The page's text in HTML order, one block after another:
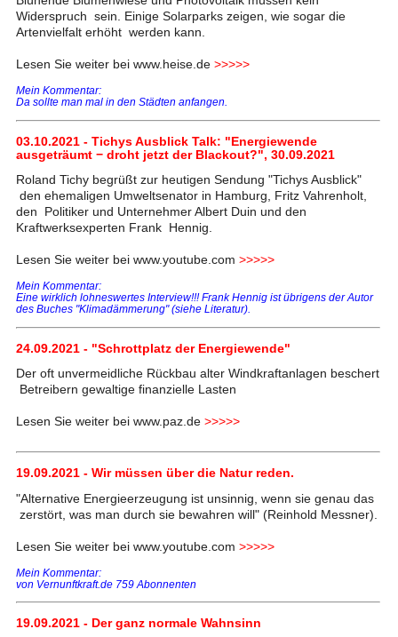
Widerspruch sein. Einige Solarparks zeigen, wie sogar die
Artenvielfalt erhöht werden kann.
Lesen Sie weiter bei www.heise.de >>>>>
Mein Kommentar:
Da sollte man mal in den Städten anfangen.
03.10.2021 - Tichys Ausblick Talk: "Energiewende
ausgeträumt − droht jetzt der Blackout?", 30.09.2021
Roland Tichy begrüßt zur heutigen Sendung "Tichys Ausblick"
den ehemaligen Umweltsenator in Hamburg, Fritz Vahrenholt,
den Politiker und Unternehmer Albert Duin und den
Kraftwerksexperten Frank Hennig.
Lesen Sie weiter bei www.youtube.com >>>>>
Mein Kommentar:
Eine wirklich lohneswertes Interview!!! Frank Hennig ist übrigens der Autor
des Buches "Klimadämmerung" (siehe Literatur).
24.09.2021 - "Schrottplatz der Energiewende"
Der oft unvermeidliche Rückbau alter Windkraftanlagen beschert
Betreibern gewaltige finanzielle Lasten
Lesen Sie weiter bei www.paz.de >>>>>
19.09.2021 - Wir müssen über die Natur reden.
"Alternative Energieerzeugung ist unsinnig, wenn sie genau das
zerstört, was man durch sie bewahren will" (Reinhold Messner).
Lesen Sie weiter bei www.youtube.com >>>>>
Mein Kommentar:
von Vernunftkraft.de 759 Abonnenten
19.09.2021 - Der ganz normale Wahnsinn